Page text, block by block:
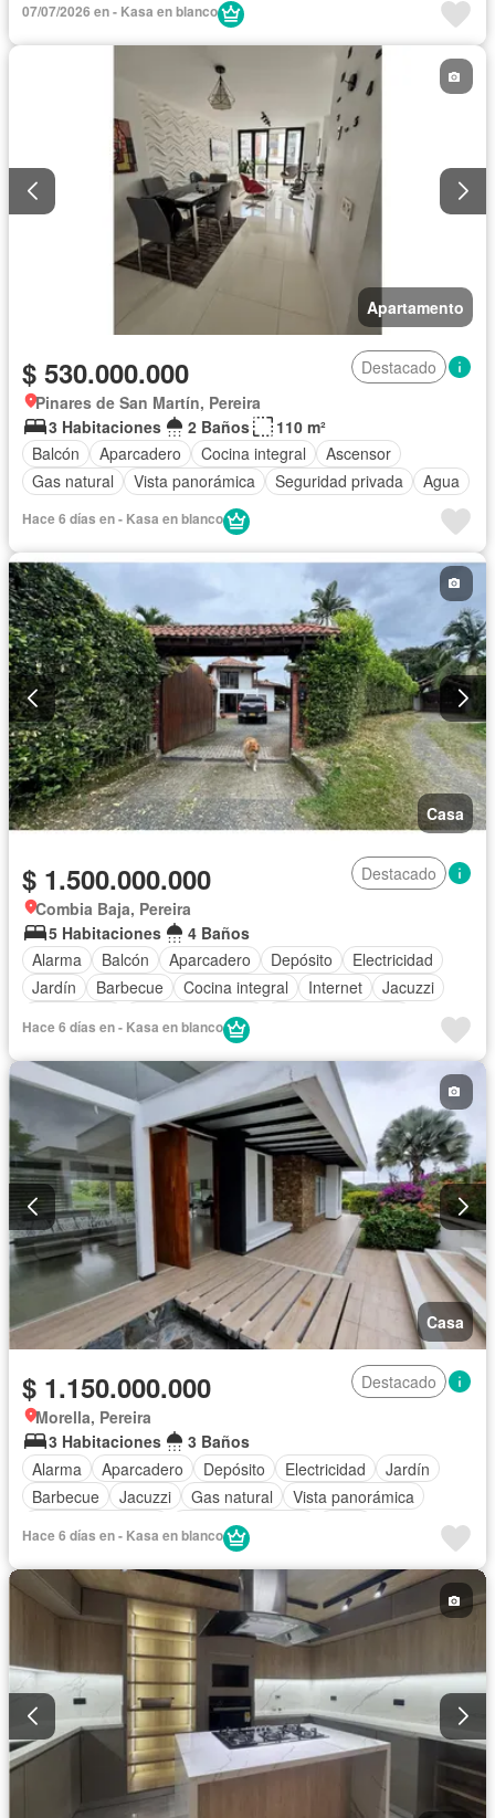
07/07/2026 en - Kasa en blanco
Apartamento
$ 530.000.000
Destacado
Pinares de San Martín, Pereira
3 Habitaciones
2 Baños
110 m²
Balcón
Aparcadero Cocina integral
Ascensor
Gas natural
Vista panorámica Seguridad privada Agua
Hace 6 días en - Kasa en blanco
Casa
$ 1.500.000.000
Destacado
Combia Baja, Pereira
5 Habitaciones
4 Baños
Alarma
Balcón Aparcadero Depósito
Electricidad
Jardín
Barbecue Cocina integral Internet
Jacuzzi
Vista panorámica
Hace 6 días en - Kasa en blanco
Casa
$ 1.150.000.000
Destacado
Morella, Pereira
3 Habitaciones
3 Baños
Alarma
Aparcadero Depósito Electricidad
Jardín
Barbecue
Jacuzzi Gas natural
Vista panorámica
Cuarto de servicio
Hace 6 días en - Kasa en blanco